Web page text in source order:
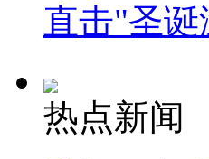
直击"圣
热点新闻